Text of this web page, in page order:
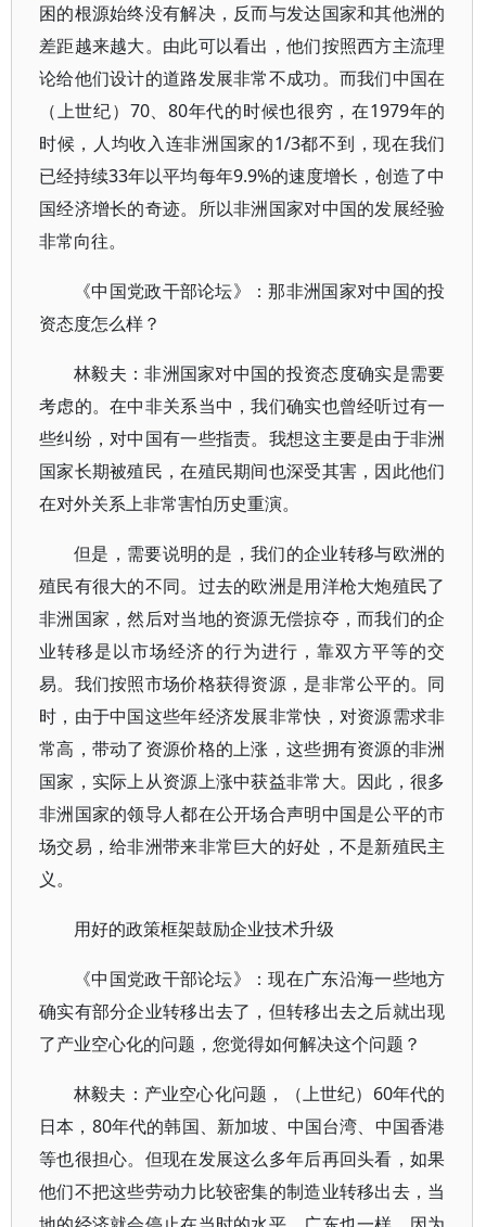
困的根源始终没有解决，反而与发达国家和其他洲的
差距越来越大。由此可以看出，他们按照西方主流理
论给他们设计的道路发展非常不成功。而我们中国在
（上世纪）70、80年代的时候也很穷，在1979年的
时候，人均收入连非洲国家的1/3都不到，现在我们
已经持续33年以平均每年9.9%的速度增长，创造了中
国经济增长的奇迹。所以非洲国家对中国的发展经验
非常向往。
《中国党政干部论坛》：那非洲国家对中国的投
资态度怎么样？
林毅夫：非洲国家对中国的投资态度确实是需要
考虑的。在中非关系当中，我们确实也曾经听过有一
些纠纷，对中国有一些指责。我想这主要是由于非洲
国家长期被殖民，在殖民期间也深受其害，因此他们
在对外关系上非常害怕历史重演。
但是，需要说明的是，我们的企业转移与欧洲的
殖民有很大的不同。过去的欧洲是用洋枪大炮殖民了
非洲国家，然后对当地的资源无偿掠夺，而我们的企
业转移是以市场经济的行为进行，靠双方平等的交
易。我们按照市场价格获得资源，是非常公平的。同
时，由于中国这些年经济发展非常快，对资源需求非
常高，带动了资源价格的上涨，这些拥有资源的非洲
国家，实际上从资源上涨中获益非常大。因此，很多
非洲国家的领导人都在公开场合声明中国是公平的市
场交易，给非洲带来非常巨大的好处，不是新殖民主
义。
用好的政策框架鼓励企业技术升级
《中国党政干部论坛》：现在广东沿海一些地方
确实有部分企业转移出去了，但转移出去之后就出现
了产业空心化的问题，您觉得如何解决这个问题？
林毅夫：产业空心化问题，（上世纪）60年代的
日本，80年代的韩国、新加坡、中国台湾、中国香港
等也很担心。但现在发展这么多年后再回头看，如果
他们不把这些劳动力比较密集的制造业转移出去，当